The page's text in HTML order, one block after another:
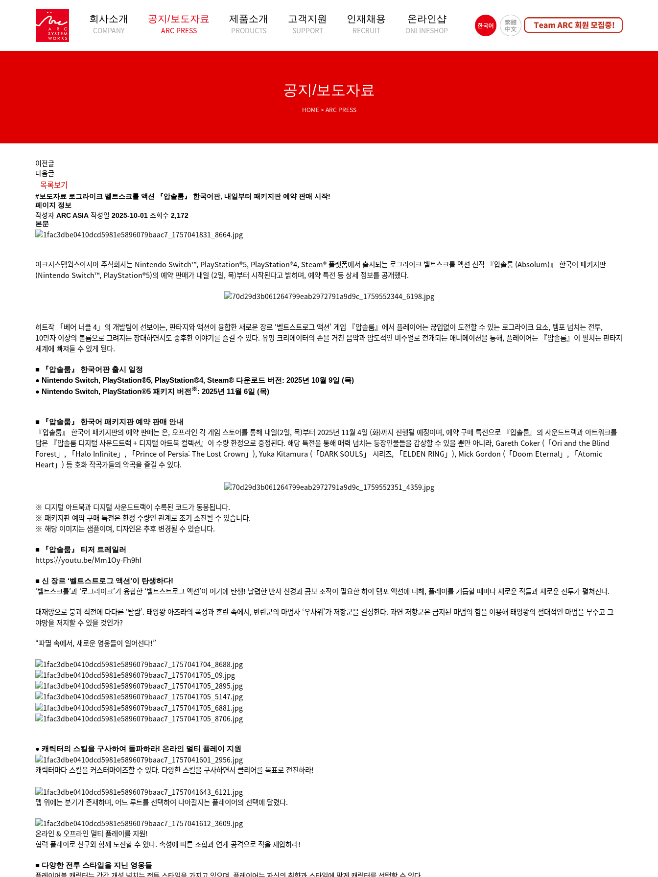
회사소개
COMPANY
공지/보도자료
ARC PRESS
제품소개
PRODUCTS
고객지원
SUPPORT
인재채용
RECRUIT
온라인샵
ONLINESHOP
공지/보도자료
HOME > ARC PRESS
이전글
다음글
목록보기
#보도자료 로그라이크 벨트스크롤 액션 『압솔룸』 한국어판, 내일부터 패키지판 예약 판매 시작!
페이지 정보
작성자 ARC ASIA 작성일 2025-10-01 조회수 2,172
본문
아크시스템웍스아시아 주식회사는 Nintendo Switch™, PlayStation®5, PlayStation®4, Steam® 플랫폼에서 출시되는 로그라이크 벨트스크롤 액션 신작 『압솔룸 (Absolum)』 한국어 패키지판
(Nintendo Switch™, PlayStation®5)의 예약 판매가 내일 (2일, 목)부터 시작된다고 밝히며, 예약 특전 등 상세 정보를 공개했다.
히트작 「베어 너클 4」의 개발팀이 선보이는, 판타지와 액션이 융합한 새로운 장르 ‘벨트스트로그 액션’ 게임 『압솔룸』에서 플레이어는 끊임없이 도전할 수 있는 로그라이크 요소, 템포 넘치는 전투,
10만자 이상의 볼륨으로 그려지는 장대하면서도 중후한 이야기를 즐길 수 있다. 유명 크리에이터의 손을 거친 음악과 압도적인 비주얼로 전개되는 애니메이션을 통해, 플레이어는 『압솔룸』이 펼치는 판타지
세계에 빠져들 수 있게 된다.
■ 『압솔룸』 한국어판 출시 일정
● Nintendo Switch, PlayStation®5, PlayStation®4, Steam® 다운로드 버전: 2025년 10월 9일 (목)
● Nintendo Switch, PlayStation®5 패키지 버전※: 2025년 11월 6일 (목)
■ 『압솔룸』 한국어 패키지판 예약 판매 안내
『압솔룸』 한국어 패키지판의 예약 판매는 온, 오프라인 각 게임 스토어를 통해 내일(2일, 목)부터 2025년 11월 4일 (화)까지 진행될 예정이며, 예약 구매 특전으로 『압솔룸』의 사운드트랙과 아트워크를
담은 『압솔룸 디지털 사운드트랙 + 디지털 아트북 컬렉션』이 수량 한정으로 증정된다. 해당 특전을 통해 매력 넘치는 등장인물들을 감상할 수 있을 뿐만 아니라, Gareth Coker (「Ori and the Blind
Forest」, 「Halo Infinite」, 「Prince of Persia: The Lost Crown」), Yuka Kitamura (「DARK SOULS」 시리즈, 「ELDEN RING」), Mick Gordon (「Doom Eternal」, 「Atomic
Heart」) 등 호화 작곡가들의 악곡을 즐길 수 있다.
※ 디지털 아트북과 디지털 사운드트랙이 수록된 코드가 동봉됩니다.
※ 패키지판 예약 구매 특전은 한정 수량인 관계로 조기 소진될 수 있습니다.
※ 해당 이미지는 샘플이며, 디자인은 추후 변경될 수 있습니다.
■ 『압솔룸』 티저 트레일러
https://youtu.be/Mm1Oy-Fh9hI
■ 신 장르 ‘벨트스트로그 액션’이 탄생하다!
‘벨트스크롤’과 ‘로그라이크’가 융합한 ‘벨트스트로그 액션’이 여기에 탄생! 날렵한 반사 신경과 콤보 조작이 필요한 하이 템포 액션에 더해, 플레이를 거듭할 때마다 새로운 적들과 새로운 전투가 펼쳐진다.
대재앙으로 붕괴 직전에 다다른 ‘탈람’. 태양왕 아즈라의 폭정과 혼란 속에서, 반란군의 마법사 ‘우차위’가 저항군을 결성한다. 과연 저항군은 금지된 마법의 힘을 이용해 태양왕의 절대적인 마법을 부수고 그
야망을 저지할 수 있을 것인가?
“파멸 속에서, 새로운 영웅들이 일어선다!”
● 캐릭터의 스킬을 구사하여 돌파하라! 온라인 멀티 플레이 지원
캐릭터마다 스킬을 커스터마이즈할 수 있다. 다양한 스킬을 구사하면서 클리어를 목표로 전진하라!
맵 위에는 분기가 존재하며, 어느 루트를 선택하여 나아갈지는 플레이어의 선택에 달렸다.
온라인 & 오프라인 멀티 플레이를 지원!
협력 플레이로 친구와 함께 도전할 수 있다. 속성에 따른 조합과 연계 공격으로 적을 제압하라!
■ 다양한 전투 스타일을 지닌 영웅들